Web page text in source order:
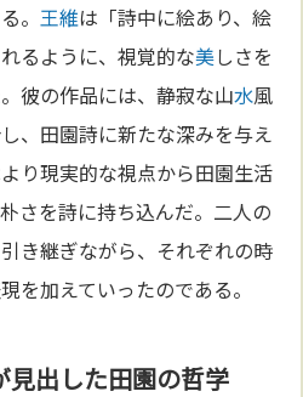
。 王維は「詩中に絵あり、絵
るように、視覚的な美しさを
彼の作品には、静寂な山水風
、田園詩に新たな深みを与え
り現実的な視点から田園生活
さを詩に持ち込んだ。二人の
き継ぎながら、それぞれの時
を加えていったのである。
見出した田園の哲学